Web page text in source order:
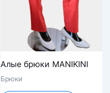
Алые брюки MANIKINI
Брюки